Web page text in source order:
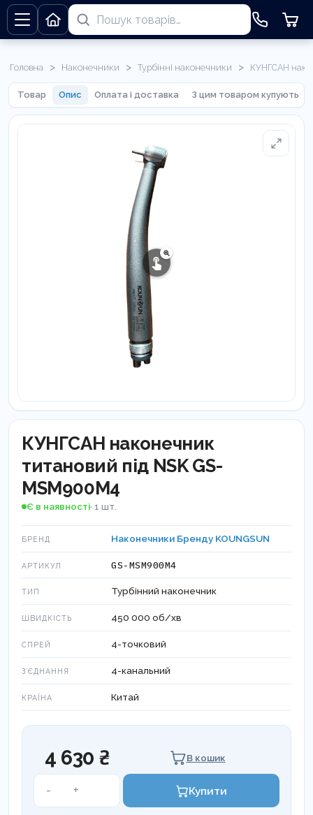
Головна > Наконечники > Турбінні наконечники > КУНГСАН
Товар Опис Оплата і доставка З цим товаром купують
КУНГСАН наконечник
титановий під NSK GS-
MSM900M4
Є в наявності· 1 шт.
БРЕНД Наконечники Бренду KOUNGSUN
АРТИКУЛ GS-MSM900M4
ТИП Турбінний наконечник
ШВИДКІСТЬ 450 000 об/хв
СПРЕЙ 4-точковий
ЗʼЄДНАННЯ 4-канальний
КРАЇНА Китай
4 630 ₴ В кошик
-
КУНГСАН
+ Купити